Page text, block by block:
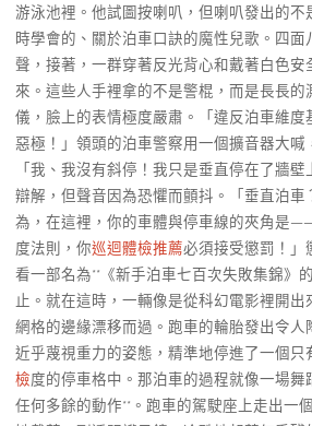
游泳池裡。他試圖按喇叭，但喇叭發出的不
時學會的、關於泊車口訣的魔性兒歌。四面
聲，接著，一群穿著反光背心和戴著白色安
來。這些人手裡拿的不是警棍，而是長長的
儀，臉上的表情極度嚴肅。「違反泊車維度
惡極！」領頭的泊車警察用一個擴音器大喊
「我、我沒有斜停！我只是垂直停在了牆
辯解，但聲音因為恐懼而顫抖。「垂直泊車
為，在這裡，你的車體與停車線的夾角是
度法則，你巡迴體檢推薦必須接受懲罰！」
看一部名為**《新手泊車七百次失敗集錦》
止。就在這時，一輛像是從科幻電影裡開
網格的邊緣漂移而過。跑車的輪胎發出令人
近乎蔑視重力的姿態，精準地停進了一個只
檢度的停車格中。那泊車的過程就像一場舞
任何多餘的動作**。跑車的駕駛座上走出一